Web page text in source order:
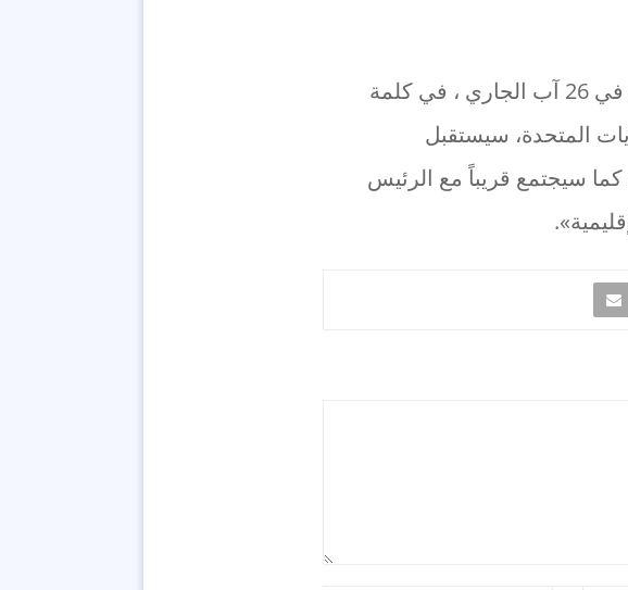
,وأكد ينيت الذي سيصل واشنطن مع وفد صغير للقاء بايدن في 26 آب الجاري ، في كلمة
المتحدة، سيستقبل
كما سيجتمع قريباً مع الرئيس